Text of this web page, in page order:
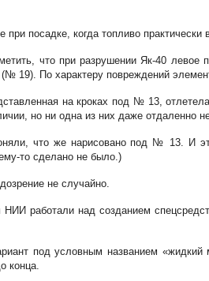
посадке, когда топливо
что при разрушении Як-40
По характеру повреждений
на кроках под № 13,
но ни одна из них даже отдаленно
что же нарисовано под № 13. И
то сделано не было.)
не случайно.
работали над созданием
под условным названием
конца.